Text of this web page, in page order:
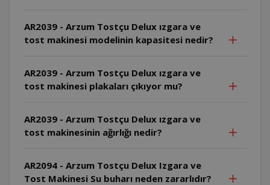
AR2039 - Arzum Tostçu Delux ızgara ve
tost makinesi modelinin kapasitesi nedir?
AR2039 - Arzum Tostçu Delux ızgara ve
tost makinesi plakaları çıkıyor mu?
AR2039 - Arzum Tostçu Delux ızgara ve
tost makinesinin ağırlığı nedir?
AR2094 - Arzum Tostçu Delux Izgara ve
Tost Makinesi Su buharı neden zararlıdır?